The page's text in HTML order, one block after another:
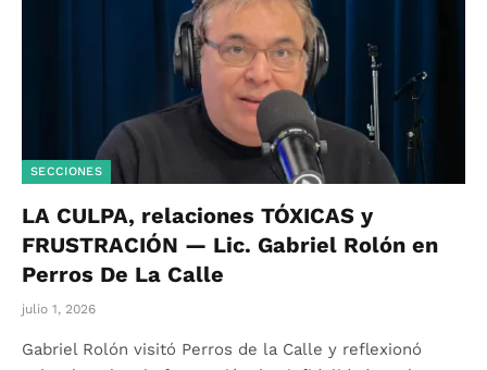
SECCIONES
LA CULPA, relaciones TÓXICAS y
FRUSTRACIÓN — Lic. Gabriel Rolón en
Perros De La Calle
julio 1, 2026
Gabriel Rolón visitó Perros de la Calle y reflexionó